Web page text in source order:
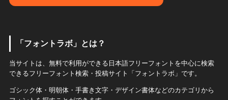
「フォントラボ」とは？
当サイトは、無料で利用ができる日本語フリーフォントを中心に検索
できるフリーフォント検索・投稿サイト「フォントラボ」です。
ゴシック体・明朝体・手書き文字・デザイン書体などのカテゴリから